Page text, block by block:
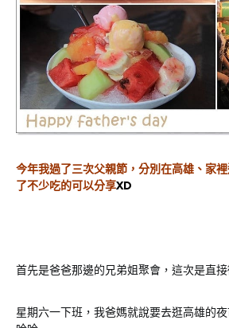
今年我過了三次父親節，分別在高雄、家
了不少吃的可以分享XD
首先是爸爸那邊的兄弟姐聚會，這次是直
星期六一下班，我爸媽就說要去逛高雄的